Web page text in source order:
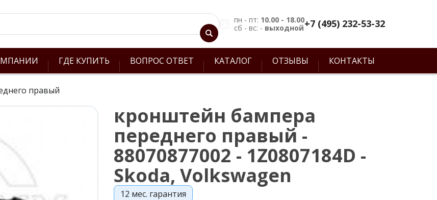
пн - пт: 10.00 - 18.00
сб - вс: - выходной+7 (495) 232-53-32
ГДЕ КУПИТЬ ВОПРОС ОТВЕТ КАТАЛОГ ОТЗЫВЫ КОНТАКТЫ
правый
кронштейн бампера
переднего правый -
88070877002 - 1Z0807184D -
Skoda, Volkswagen
12 мес. гарантия